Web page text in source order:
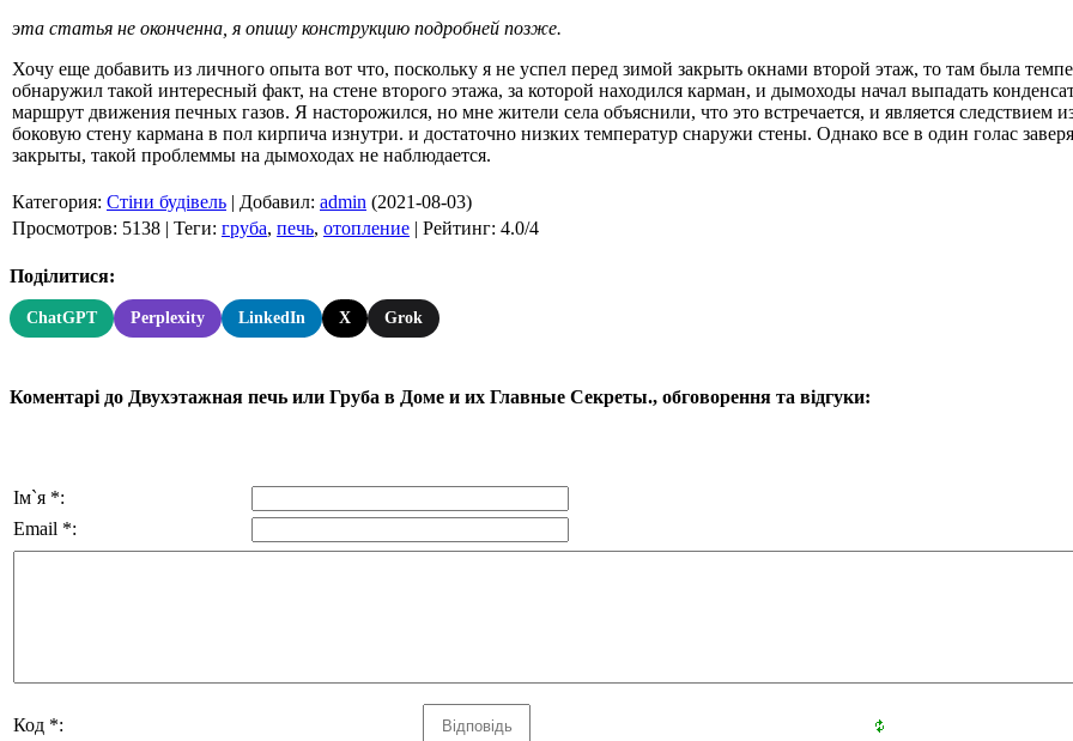
эта статья не оконченна, я опишу конструкцию подробней позже.
Хочу еще добавить из личного опыта вот что, поскольку я не успел перед зимой закрыть окнами второй этаж, то там была
обнаружил такой интересный факт, на стене второго этажа, за которой находился карман, и дымоходы начал выпадать
маршрут движения печных газов. Я насторожился, но мне жители села объяснили, что это встречается, и является
боковую стену кармана в пол кирпича изнутри. и достаточно низких температур снаружи стены. Однако все в один голас
закрыты, такой проблеммы на дымоходах не наблюдается.
Категория: Стіни будівель | Добавил: admin (2021-08-03)
Просмотров: 5138 | Теги: груба, печь, отопление | Рейтинг: 4.0/4
Поділитися:
ChatGPT Perplexity LinkedIn X Grok
Коментарі до Двухэтажная печь или Груба в Доме и их Главные Секреты., обговорення та відгуки:
Ім`я *:
Email *:
Код *: